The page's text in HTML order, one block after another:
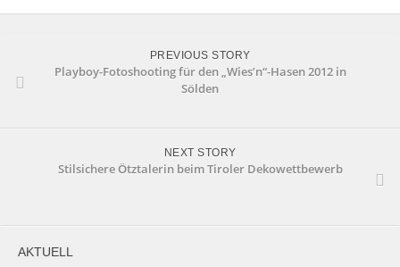
PREVIOUS STORY
Playboy-Fotoshooting für den „Wies’n“-Hasen 2012 in
Sölden
NEXT STORY
Stilsichere Ötztalerin beim Tiroler Dekowettbewerb
AKTUELL